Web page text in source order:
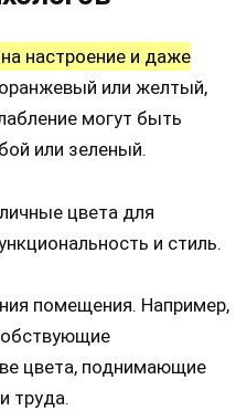
настроение и даже
или желтый,
могут быть
или зеленый.
цвета для
и стиль.
помещения. Например,
цвета, поднимающие
труда.